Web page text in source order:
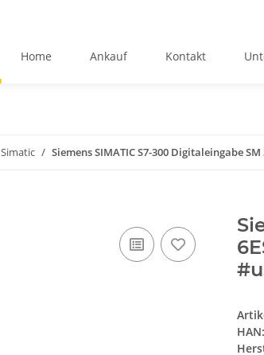
Home Ankauf Kontakt
Simatic Siemens SIMATIC S7-300 Digitaleingabe SM
HAN: